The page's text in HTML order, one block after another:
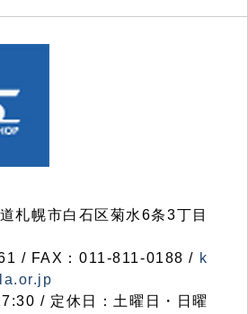
幌市白石区菊水6条3丁目
/ FAX：011-811-0188 / k
/ 定休日：土曜日・日曜